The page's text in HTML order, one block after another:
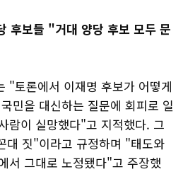
후보들 "거대 양당 후보 모두 문
"토론에서 이재명 후보가 어떻게
민을 대신하는 질문에 회피로 일
람이 실망했다"고 지적했다. 그
대 짓"이라고 규정하며 "태도와
서 그대로 노정됐다"고 주장했